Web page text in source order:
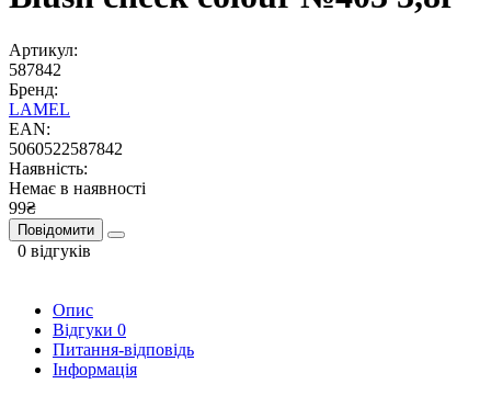
Артикул:
587842
Бренд:
LAMEL
EAN:
5060522587842
Наявність:
Немає в наявності
99₴
Повідомити
0 відгуків
Опис
Відгуки 0
Питання-відповідь
Інформація